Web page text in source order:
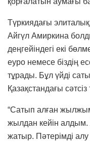
Түркиядағы
Айгүл Амиркина
деңгейіндегі екі
еуро немесе біздің
тұрады. Бұл үйді
Қазақстандағы
“Сатып алған
жылдан кейін алдым.
жатыр. Пәтерімді алу